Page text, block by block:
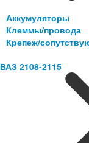
Аккумуляторы
Клеммы/провода
Крепеж/
ВАЗ 2108-2115